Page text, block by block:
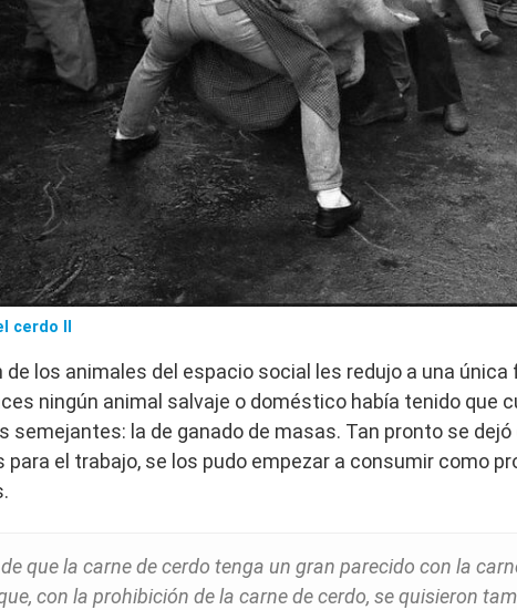
cerdo II
de los animales del espacio social les redujo a una única
ningún animal salvaje o doméstico había tenido que
semejantes: la de ganado de masas. Tan pronto se dejó
para el trabajo, se los pudo empezar a consumir como
que la carne de cerdo tenga un gran parecido con la
con la prohibición de la carne de cerdo, se quisieron